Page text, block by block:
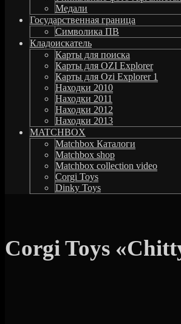
Медали
Государственная граница
Символика ПВ
Кладоискатель
Карты для поиска
Карты для OZI Explorer
Карты для Ozi Explorer 1
Находки 2010
Находки 2011
Находки 2012
Находки 2013
MATCHBOX
Matchbox Каталоги
Matchbox shop
Matchbox collection video
Corgi Toys
Dinky Toys
Corgi Toys